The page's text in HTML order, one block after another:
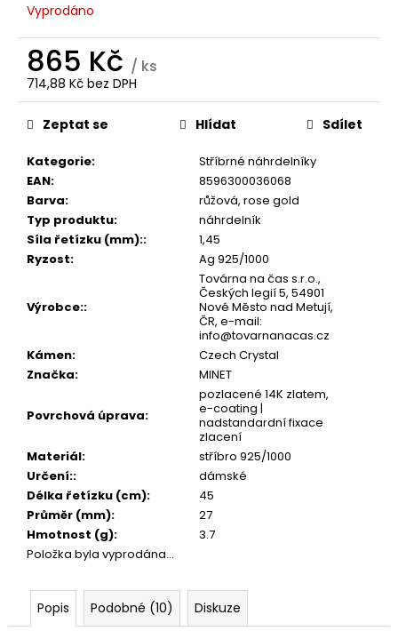
Vyprodáno
865 Kč / ks
714,88 Kč bez DPH
Měrná
cena:
Kategorie:
Stříbrné náhrdelníky
EAN:
8596300036068
Barva:
růžová, rose gold
Typ produktu:
náhrdelník
Síla řetízku (mm)::
1,45
Ryzost: Ag 925/1000
Výrobce::
Továrna na čas s.r.o.,
Českých legií 5, 54901
Nové Město nad Metují,
ČR, e-mail:
info@tovarnanacas.cz
Kámen:
Czech Crystal
Značka: MINET
Povrchová úprava:
pozlacené 14K zlatem,
e-coating |
nadstandardní fixace
zlacení
Materiál:
stříbro 925/1000
Určení::
dámské
Délka řetízku (cm):
45
Průměr (mm):
27
Hmotnost (g):
3.7
Položka byla vyprodána…
Zeptat se Hlídat Sdílet
Popis Podobné (10) Diskuze
o
r
u
č
u
e
e